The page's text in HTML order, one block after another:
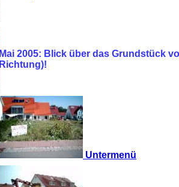
Mai 2005: Blick über das Grundstück
Richtung)!
Untermenü